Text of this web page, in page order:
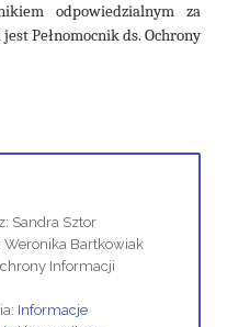
odpowiedzialnym za
Pełnomocnik ds. Ochrony
Sandra Sztor
Weronika Bartkowiak
Informacji
Informacje